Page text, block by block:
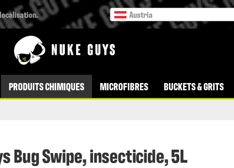
Austria
PRODUITS CHIMIQUES MICROFIBRES BUCKETS & GRITS
Bug Swipe, insecticide, 5L